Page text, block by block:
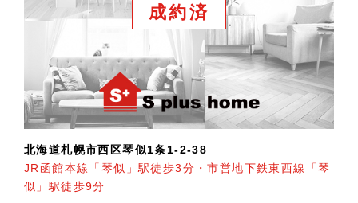
成約済
北海道札幌市西区琴似1条1-2-38
JR函館本線「琴似」駅徒歩3分・市営地下鉄東西線「琴
似」駅徒歩9分